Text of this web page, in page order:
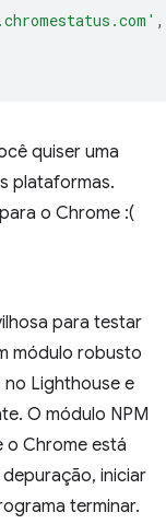
,
quiser uma
plataformas.
o Chrome :(
para testar
módulo robusto
Lighthouse e
O módulo NPM
o Chrome está
iniciar
terminar.